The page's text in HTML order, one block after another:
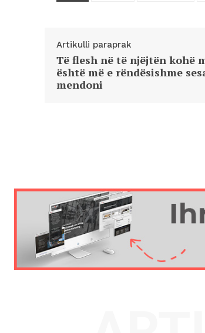
Artikulli paraprak
Të flesh në të njëjtën kohë
është më e rëndësishme
mendoni